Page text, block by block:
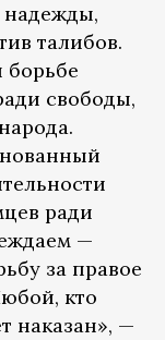
надежды,
талибов.
борьбе
свободы,
ради
—
за правое
кто
наказан», —